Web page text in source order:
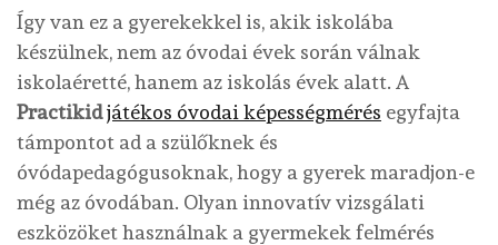
Így van ez a gyerekekkel is, akik iskolába
készülnek, nem az óvodai évek során válnak
iskolaéretté, hanem az iskolás évek alatt. A
Practikidjátékos óvodai képességmérés egyfajta
támpontot ad a szülőknek és
óvódapedagógusoknak, hogy a gyerek maradjon-e
még az óvodában. Olyan innovatív vizsgálati
eszközöket használnak a gyermekek felmérés